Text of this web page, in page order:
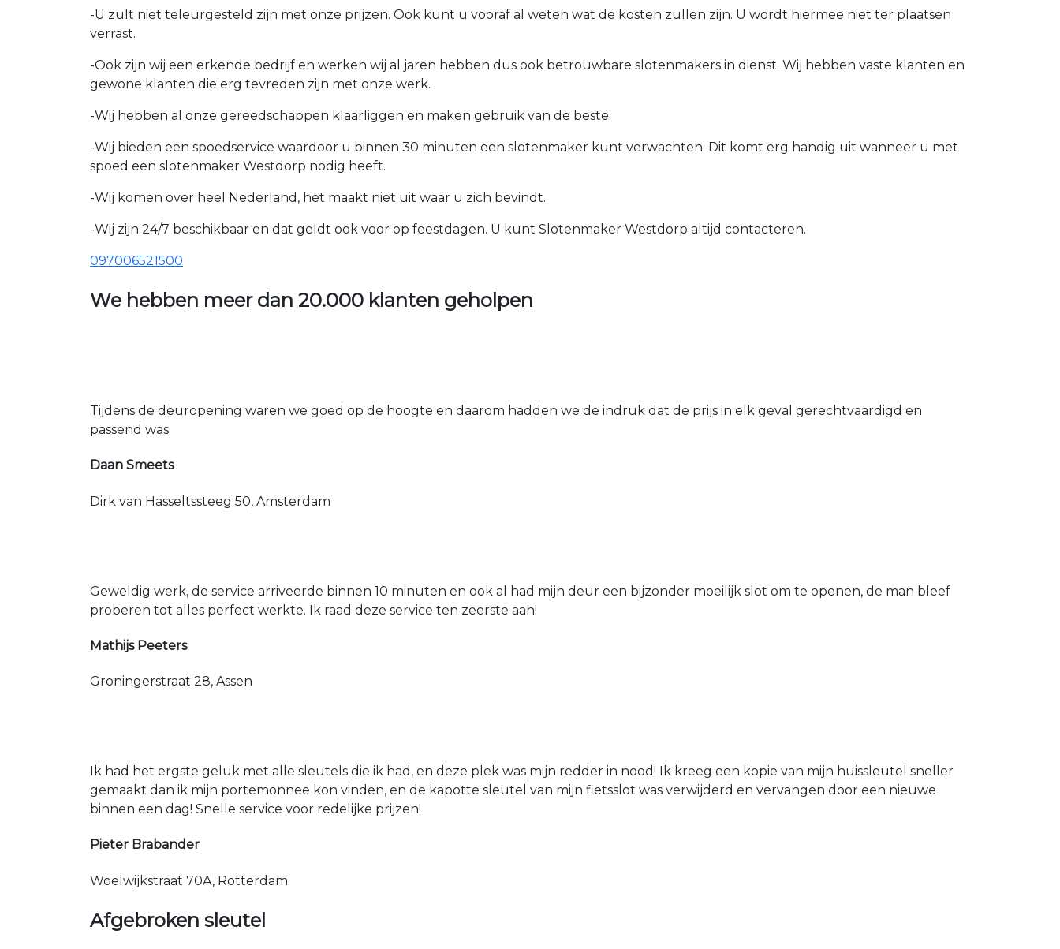
-U zult niet teleurgesteld zijn met onze prijzen. Ook kunt u vooraf al weten wat de kosten zullen zijn. U wordt hiermee niet ter plaatsen
verrast.
-Ook zijn wij een erkende bedrijf en werken wij al jaren hebben dus ook betrouwbare slotenmakers in dienst. Wij hebben vaste klanten en
gewone klanten die erg tevreden zijn met onze werk.
-Wij hebben al onze gereedschappen klaarliggen en maken gebruik van de beste.
-Wij bieden een spoedservice waardoor u binnen 30 minuten een slotenmaker kunt verwachten. Dit komt erg handig uit wanneer u met
spoed een slotenmaker Westdorp nodig heeft.
-Wij komen over heel Nederland, het maakt niet uit waar u zich bevindt.
-Wij zijn 24/7 beschikbaar en dat geldt ook voor op feestdagen. U kunt Slotenmaker Westdorp altijd contacteren.
097006521500
We hebben meer dan 20.000 klanten geholpen
Tijdens de deuropening waren we goed op de hoogte en daarom hadden we de indruk dat de prijs in elk geval gerechtvaardigd en
passend was
Daan Smeets
Dirk van Hasseltssteeg 50, Amsterdam
Geweldig werk, de service arriveerde binnen 10 minuten en ook al had mijn deur een bijzonder moeilijk slot om te openen, de man bleef
proberen tot alles perfect werkte. Ik raad deze service ten zeerste aan!
Mathijs Peeters
Groningerstraat 28, Assen
Ik had het ergste geluk met alle sleutels die ik had, en deze plek was mijn redder in nood! Ik kreeg een kopie van mijn huissleutel sneller
gemaakt dan ik mijn portemonnee kon vinden, en de kapotte sleutel van mijn fietsslot was verwijderd en vervangen door een nieuwe
binnen een dag! Snelle service voor redelijke prijzen!
Pieter Brabander
Woelwijkstraat 70A, Rotterdam
Afgebroken sleutel